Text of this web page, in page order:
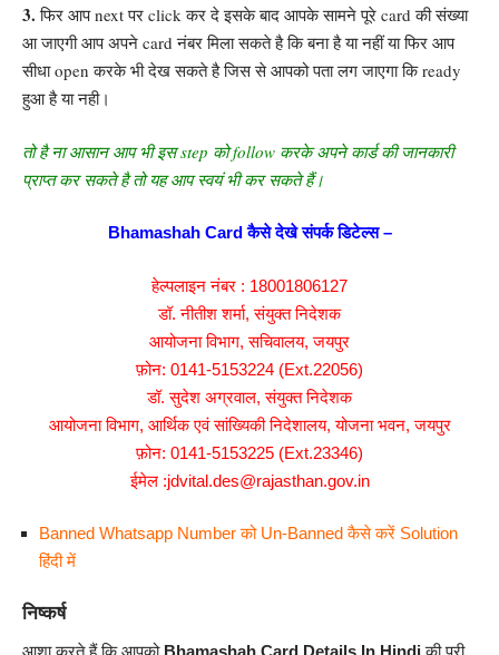
3. फिर आप next पर click कर दे इसके बाद आपके सामने पूरे card की संख्या
आ जाएगी आप अपने card नंबर मिला सकते है कि बना है या नहीं या फिर आप
सीधा open करके भी देख सकते है जिस से आपको पता लग जाएगा कि ready
हुआ है या नही।
तो है ना आसान आप भी इस step को follow करके अपने कार्ड की जानकारी
प्राप्त कर सकते है तो यह आप स्वयं भी कर सकते हैं।
Bhamashah Card कैसे देखे संपर्क डिटेल्स –
हेल्पलाइन नंबर : 18001806127
डॉ. नीतीश शर्मा, संयुक्त निदेशक
आयोजना विभाग, सचिवालय, जयपुर
फ़ोन: 0141-5153224 (Ext.22056)
डॉ. सुदेश अग्रवाल, संयुक्त निदेशक
आयोजना विभाग, आर्थिक एवं सांख्यिकी निदेशालय, योजना भवन, जयपुर
फ़ोन: 0141-5153225 (Ext.23346)
ईमेल :jdvital.des@rajasthan.gov.in
Banned Whatsapp Number को Un-Banned कैसे करें Solution
हिंदी में
निष्कर्ष